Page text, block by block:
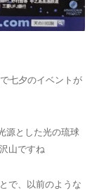
七夕のイベントが
源とした光の琉球
山ですね
で、以前のような